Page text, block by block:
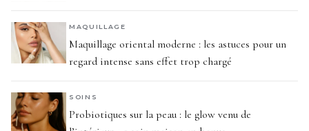
MAQUILLAGE
Maquillage oriental moderne : les astuces pour un
regard intense sans effet trop chargé
SOINS
Probiotiques sur la peau : le glow venu de